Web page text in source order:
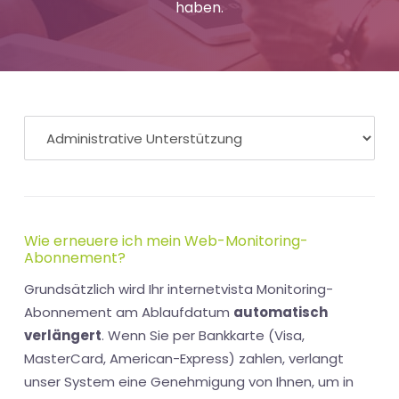
haben.
Wie erneuere ich mein Web-Monitoring-
Abonnement?
Grundsätzlich wird Ihr internetvista Monitoring-
Abonnement am Ablaufdatum automatisch
verlängert. Wenn Sie per Bankkarte (Visa,
MasterCard, American-Express) zahlen, verlangt
unser System eine Genehmigung von Ihnen, um in